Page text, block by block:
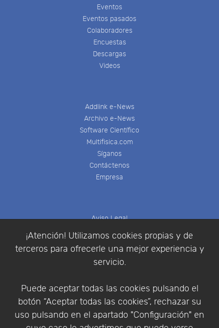
¡Atención! Utilizamos cookies propias y de
terceros para ofrecerle una mejor experiencia y
servicio.
Puede aceptar todas las cookies pulsando el
botón “Aceptar todas las cookies”, rechazar su
uso pulsando en el apartado "Configuración" en
Eventos
Eventos pasados
Colaboradores
Encuestas
Descargas
Videos
Addlink e-News
Archivo e-News
Software Científico
Multifisica.com
Síganos
Contáctenos
Empresa
Aviso Legal
Condiciones de compra
Identificarse